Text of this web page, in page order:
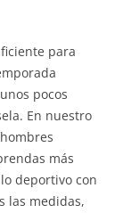
para
pocos
En nuestro
más
deportivo con
las medidas,